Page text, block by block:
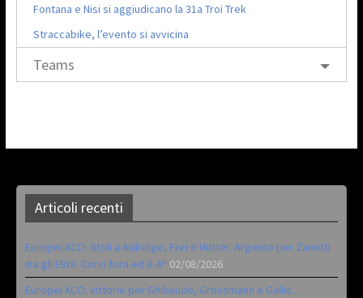
Fontana e Nisi si aggiudicano la 31a Troi Trek
Straccabike, l’evento si avvicina
Teams
Articoli recenti
Europei XCO: titoli a Aldridge, Frei e Hutter. Argento per Zanotti
tra gli Elite. Corvi fora ed è 4^ 02/08/2026
Europei XCO: vittorie per Ghibaudo, Grossmann e Gallis.